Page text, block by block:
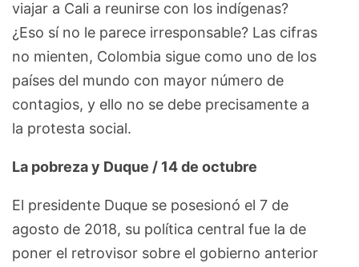
viajar a Cali a reunirse con los indígenas?
¿Eso sí no le parece irresponsable? Las cifras
no mienten, Colombia sigue como uno de los
países del mundo con mayor número de
contagios, y ello no se debe precisamente a
la protesta social.
La pobreza y Duque / 14 de octubre
El presidente Duque se posesionó el 7 de
agosto de 2018, su política central fue la de
poner el retrovisor sobre el gobierno anterior